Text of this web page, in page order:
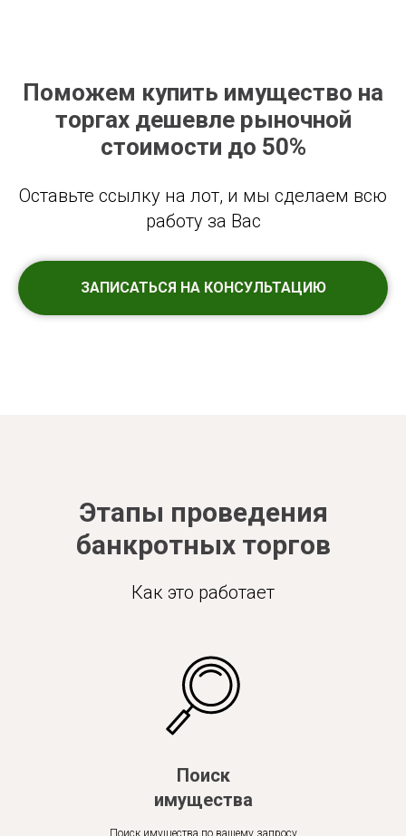
Поможем купить имущество на
торгах дешевле рыночной
стоимости до 50%
Оставьте ссылку на лот, и мы сделаем всю
работу за Вас
ЗАПИСАТЬСЯ НА КОНСУЛЬТАЦИЮ
Этапы проведения
банкротных торгов
Как это работает
Поиск
имущества
Поиск имущества по вашему запросу